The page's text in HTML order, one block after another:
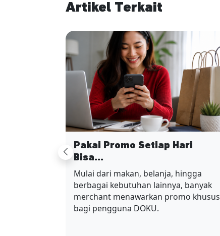
Artikel Terkait
Previous
Pakai Promo Setiap Hari
Bisa...
Mulai dari makan, belanja, hingga
berbagai kebutuhan lainnya, banyak
merchant menawarkan promo khusus
bagi pengguna DOKU.